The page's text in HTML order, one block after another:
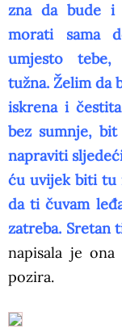
zna da bude i
morati sama
umjesto
tužna. Želim da
iskrena i
bez sumnje, bit
napraviti
ću uvijek biti tu
da ti čuvam
zatreba. Sretan
napisala je
pozira.